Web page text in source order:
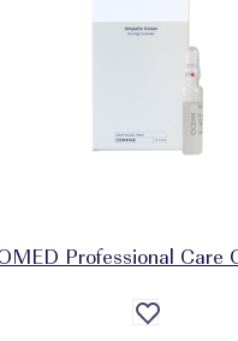
Professional Care
Auf
die